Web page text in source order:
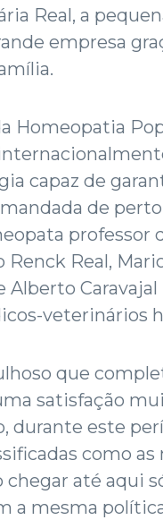
Real, a
empresa
Homeopatia
capaz de
de
professor
Renck Real,
Alberto
veterinários
que
satisfação
durante este
como as
até aqui
a mesma